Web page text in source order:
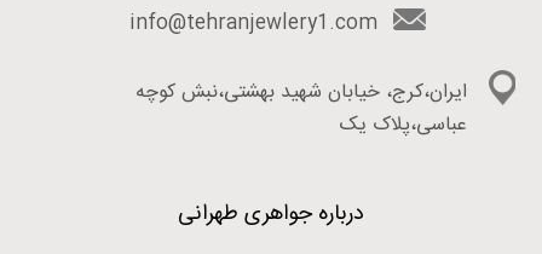
info@tehranjewlery1.com
ایران،کرج، خیابان شهید بهشتی،نبش کوچه
عباسی،پلاک یک
درباره جواهری طهرانی